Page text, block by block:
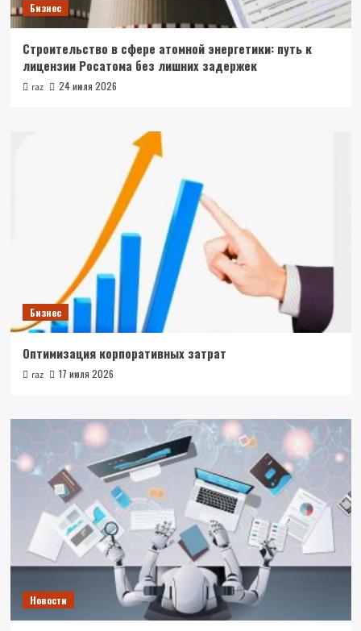
Бизнес
Строительство в сфере атомной энергетики: путь к
лицензии Росатома без лишних задержек
raz 24 июля 2026
Бизнес
Оптимизация корпоративных затрат
raz 17 июля 2026
Новости